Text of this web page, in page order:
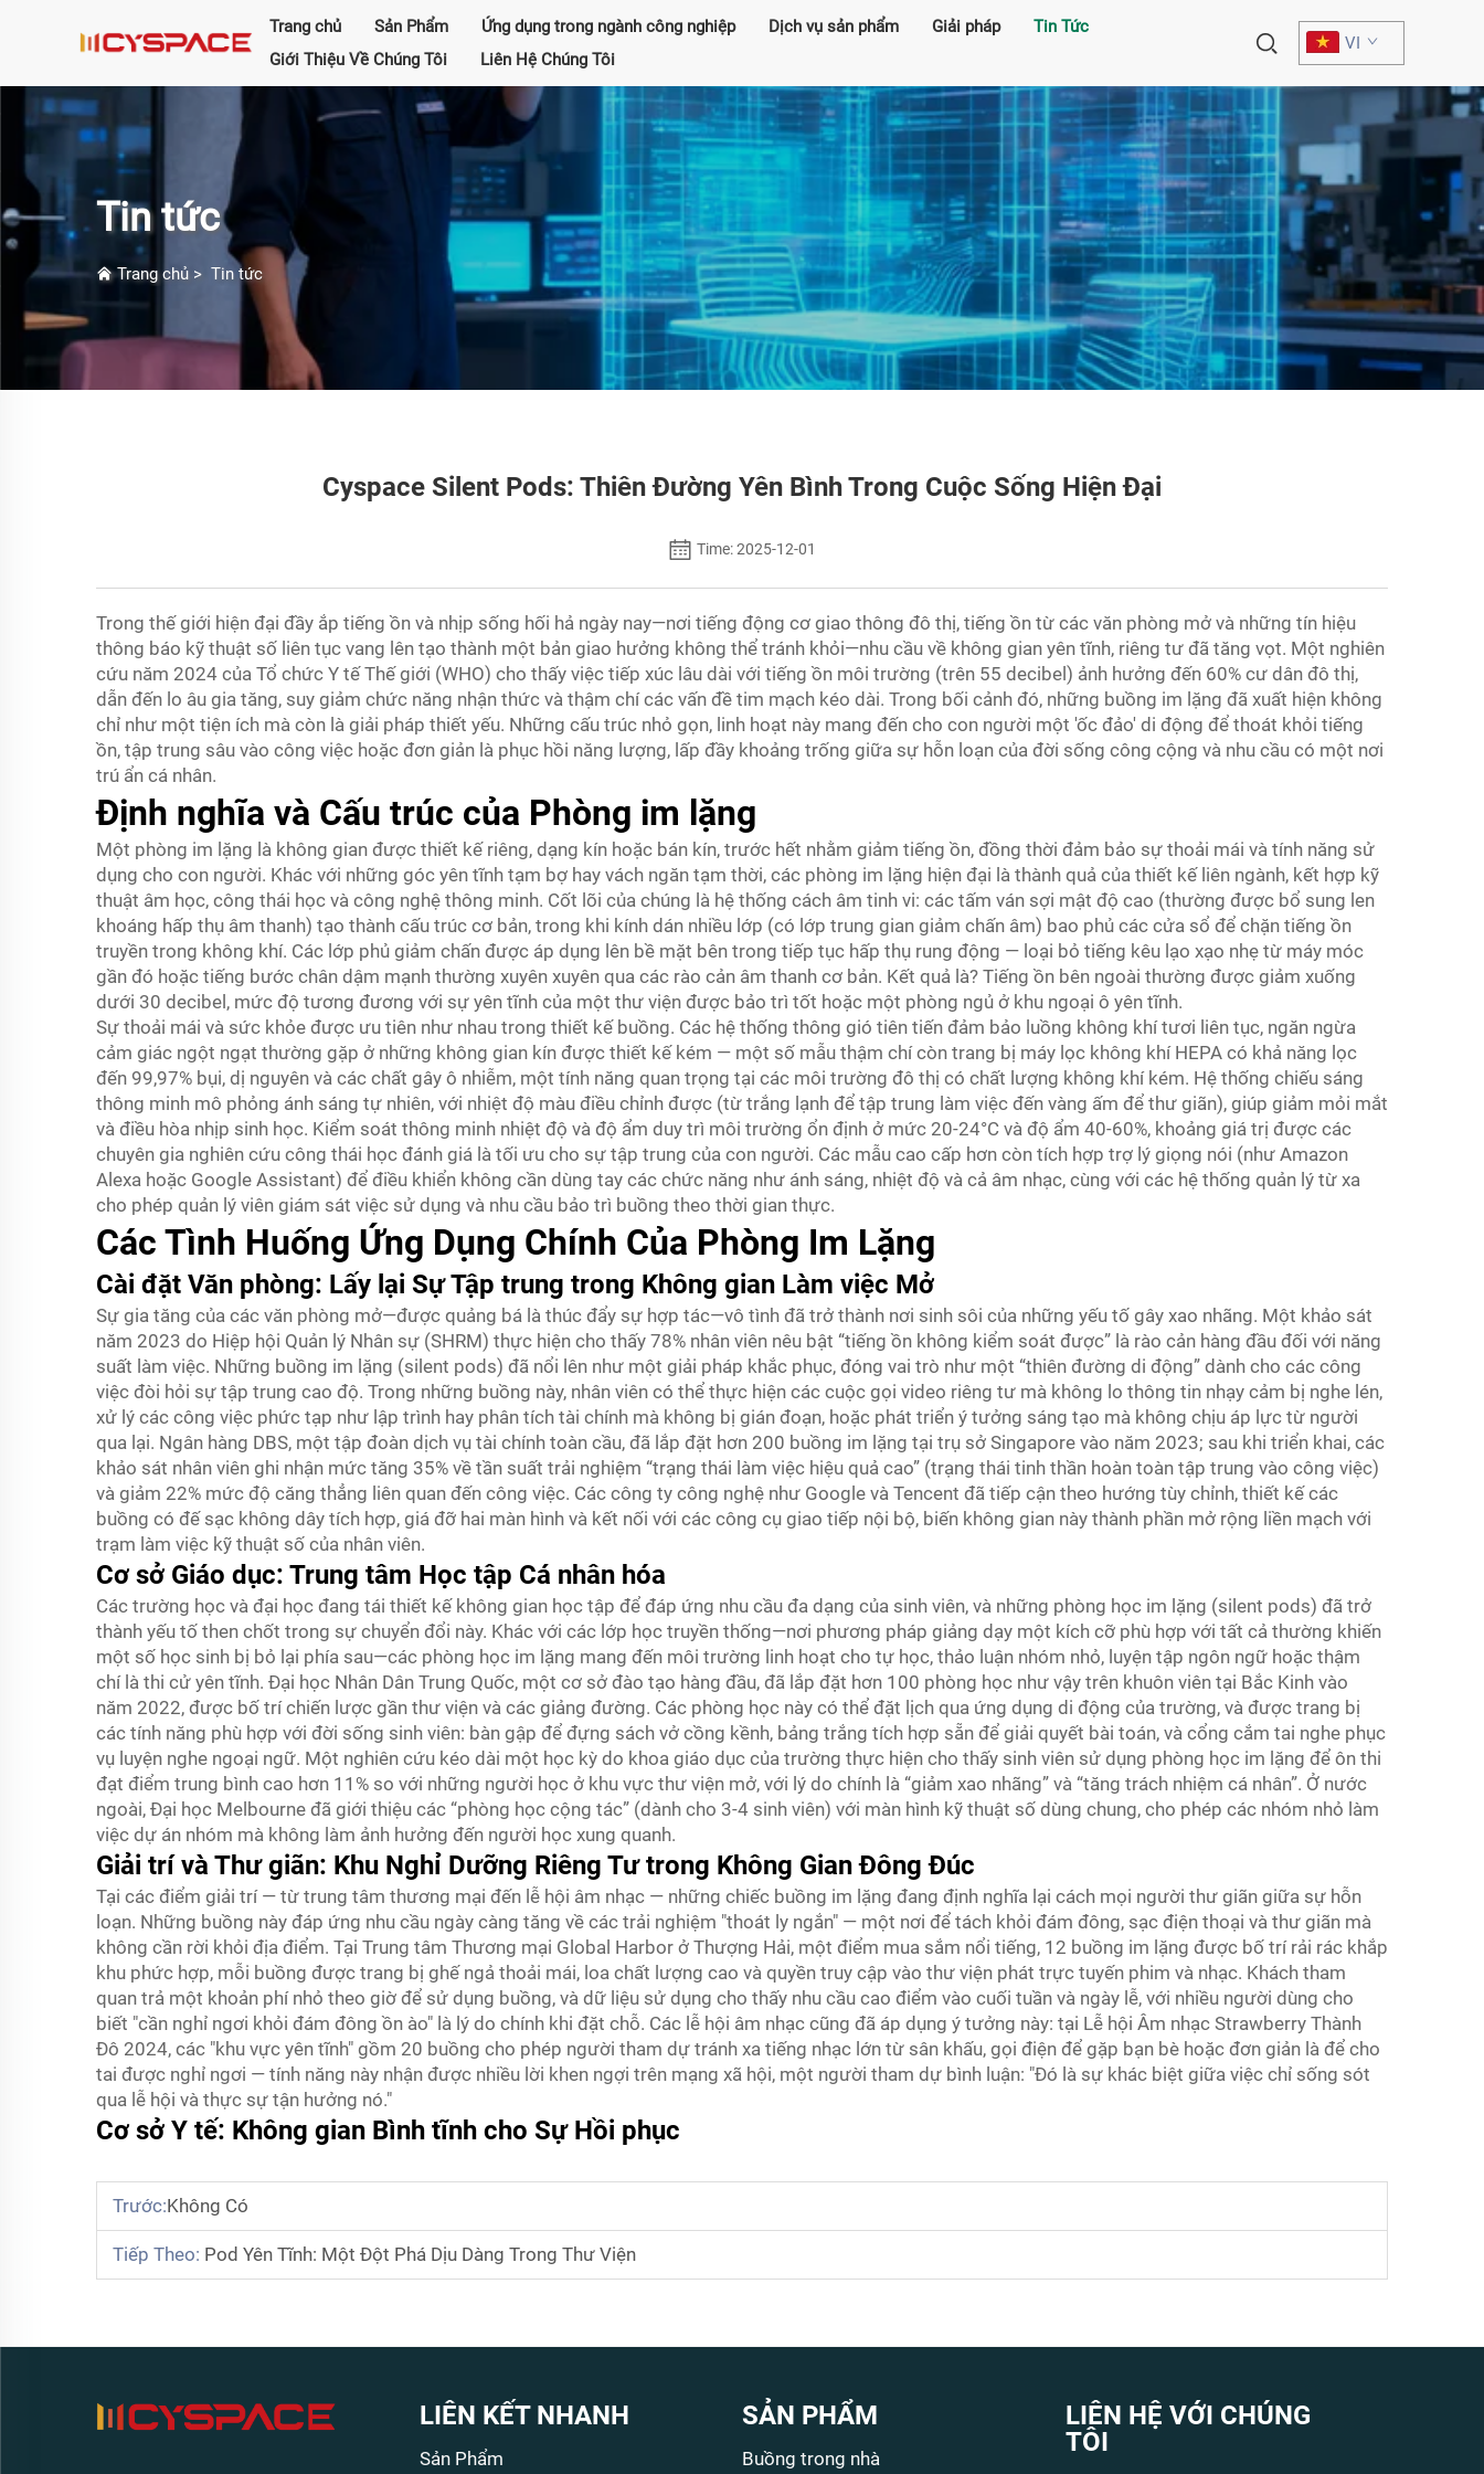
Trang chủ Sản Phẩm Ứng dụng trong ngành công nghiệp Dịch vụ sản phẩm Giải pháp
Tin Tức
Giới Thiệu Về Chúng Tôi
Liên Hệ Chúng Tôi
VI
Tin tức
Trang chủ > Tin tức
Cyspace Silent Pods: Thiên Đường Yên Bình Trong Cuộc Sống Hiện Đại
Time: 2025-12-01
Trong thế giới hiện đại đầy ắp tiếng ồn và nhịp sống hối hả ngày nay—nơi tiếng động cơ giao thông đô thị, tiếng ồn từ các văn phòng mở và những tín hiệu
thông báo kỹ thuật số liên tục vang lên tạo thành một bản giao hưởng không thể tránh khỏi—nhu cầu về không gian yên tĩnh, riêng tư đã tăng vọt. Một nghiên
cứu năm 2024 của Tổ chức Y tế Thế giới (WHO) cho thấy việc tiếp xúc lâu dài với tiếng ồn môi trường (trên 55 decibel) ảnh hưởng đến 60% cư dân đô thị,
dẫn đến lo âu gia tăng, suy giảm chức năng nhận thức và thậm chí các vấn đề tim mạch kéo dài. Trong bối cảnh đó, những buồng im lặng đã xuất hiện không
chỉ như một tiện ích mà còn là giải pháp thiết yếu. Những cấu trúc nhỏ gọn, linh hoạt này mang đến cho con người một 'ốc đảo' di động để thoát khỏi tiếng
ồn, tập trung sâu vào công việc hoặc đơn giản là phục hồi năng lượng, lấp đầy khoảng trống giữa sự hỗn loạn của đời sống công cộng và nhu cầu có một nơi
trú ẩn cá nhân.
Định nghĩa và Cấu trúc của Phòng im lặng
Một phòng im lặng là không gian được thiết kế riêng, dạng kín hoặc bán kín, trước hết nhằm giảm tiếng ồn, đồng thời đảm bảo sự thoải mái và tính năng sử
dụng cho con người. Khác với những góc yên tĩnh tạm bợ hay vách ngăn tạm thời, các phòng im lặng hiện đại là thành quả của thiết kế liên ngành, kết hợp kỹ
thuật âm học, công thái học và công nghệ thông minh. Cốt lõi của chúng là hệ thống cách âm tinh vi: các tấm ván sợi mật độ cao (thường được bổ sung len
khoáng hấp thụ âm thanh) tạo thành cấu trúc cơ bản, trong khi kính dán nhiều lớp (có lớp trung gian giảm chấn âm) bao phủ các cửa sổ để chặn tiếng ồn
truyền trong không khí. Các lớp phủ giảm chấn được áp dụng lên bề mặt bên trong tiếp tục hấp thụ rung động — loại bỏ tiếng kêu lạo xạo nhẹ từ máy móc
gần đó hoặc tiếng bước chân dậm mạnh thường xuyên xuyên qua các rào cản âm thanh cơ bản. Kết quả là? Tiếng ồn bên ngoài thường được giảm xuống
dưới 30 decibel, mức độ tương đương với sự yên tĩnh của một thư viện được bảo trì tốt hoặc một phòng ngủ ở khu ngoại ô yên tĩnh.
Sự thoải mái và sức khỏe được ưu tiên như nhau trong thiết kế buồng. Các hệ thống thông gió tiên tiến đảm bảo luồng không khí tươi liên tục, ngăn ngừa
cảm giác ngột ngạt thường gặp ở những không gian kín được thiết kế kém — một số mẫu thậm chí còn trang bị máy lọc không khí HEPA có khả năng lọc
đến 99,97% bụi, dị nguyên và các chất gây ô nhiễm, một tính năng quan trọng tại các môi trường đô thị có chất lượng không khí kém. Hệ thống chiếu sáng
thông minh mô phỏng ánh sáng tự nhiên, với nhiệt độ màu điều chỉnh được (từ trắng lạnh để tập trung làm việc đến vàng ấm để thư giãn), giúp giảm mỏi mắt
và điều hòa nhịp sinh học. Kiểm soát thông minh nhiệt độ và độ ẩm duy trì môi trường ổn định ở mức 20-24°C và độ ẩm 40-60%, khoảng giá trị được các
chuyên gia nghiên cứu công thái học đánh giá là tối ưu cho sự tập trung của con người. Các mẫu cao cấp hơn còn tích hợp trợ lý giọng nói (như Amazon
Alexa hoặc Google Assistant) để điều khiển không cần dùng tay các chức năng như ánh sáng, nhiệt độ và cả âm nhạc, cùng với các hệ thống quản lý từ xa
cho phép quản lý viên giám sát việc sử dụng và nhu cầu bảo trì buồng theo thời gian thực.
Các Tình Huống Ứng Dụng Chính Của Phòng Im Lặng
Cài đặt Văn phòng: Lấy lại Sự Tập trung trong Không gian Làm việc Mở
Sự gia tăng của các văn phòng mở—được quảng bá là thúc đẩy sự hợp tác—vô tình đã trở thành nơi sinh sôi của những yếu tố gây xao nhãng. Một khảo sát
năm 2023 do Hiệp hội Quản lý Nhân sự (SHRM) thực hiện cho thấy 78% nhân viên nêu bật “tiếng ồn không kiểm soát được” là rào cản hàng đầu đối với năng
suất làm việc. Những buồng im lặng (silent pods) đã nổi lên như một giải pháp khắc phục, đóng vai trò như một “thiên đường di động” dành cho các công
việc đòi hỏi sự tập trung cao độ. Trong những buồng này, nhân viên có thể thực hiện các cuộc gọi video riêng tư mà không lo thông tin nhạy cảm bị nghe lén,
xử lý các công việc phức tạp như lập trình hay phân tích tài chính mà không bị gián đoạn, hoặc phát triển ý tưởng sáng tạo mà không chịu áp lực từ người
qua lại. Ngân hàng DBS, một tập đoàn dịch vụ tài chính toàn cầu, đã lắp đặt hơn 200 buồng im lặng tại trụ sở Singapore vào năm 2023; sau khi triển khai, các
khảo sát nhân viên ghi nhận mức tăng 35% về tần suất trải nghiệm “trạng thái làm việc hiệu quả cao” (trạng thái tinh thần hoàn toàn tập trung vào công việc)
và giảm 22% mức độ căng thẳng liên quan đến công việc. Các công ty công nghệ như Google và Tencent đã tiếp cận theo hướng tùy chỉnh, thiết kế các
buồng có đế sạc không dây tích hợp, giá đỡ hai màn hình và kết nối với các công cụ giao tiếp nội bộ, biến không gian này thành phần mở rộng liền mạch với
trạm làm việc kỹ thuật số của nhân viên.
Cơ sở Giáo dục: Trung tâm Học tập Cá nhân hóa
Các trường học và đại học đang tái thiết kế không gian học tập để đáp ứng nhu cầu đa dạng của sinh viên, và những phòng học im lặng (silent pods) đã trở
thành yếu tố then chốt trong sự chuyển đổi này. Khác với các lớp học truyền thống—nơi phương pháp giảng dạy một kích cỡ phù hợp với tất cả thường khiến
một số học sinh bị bỏ lại phía sau—các phòng học im lặng mang đến môi trường linh hoạt cho tự học, thảo luận nhóm nhỏ, luyện tập ngôn ngữ hoặc thậm
chí là thi cử yên tĩnh. Đại học Nhân Dân Trung Quốc, một cơ sở đào tạo hàng đầu, đã lắp đặt hơn 100 phòng học như vậy trên khuôn viên tại Bắc Kinh vào
năm 2022, được bố trí chiến lược gần thư viện và các giảng đường. Các phòng học này có thể đặt lịch qua ứng dụng di động của trường, và được trang bị
các tính năng phù hợp với đời sống sinh viên: bàn gập để đựng sách vở cồng kềnh, bảng trắng tích hợp sẵn để giải quyết bài toán, và cổng cắm tai nghe phục
vụ luyện nghe ngoại ngữ. Một nghiên cứu kéo dài một học kỳ do khoa giáo dục của trường thực hiện cho thấy sinh viên sử dụng phòng học im lặng để ôn thi
đạt điểm trung bình cao hơn 11% so với những người học ở khu vực thư viện mở, với lý do chính là “giảm xao nhãng” và “tăng trách nhiệm cá nhân”. Ở nước
ngoài, Đại học Melbourne đã giới thiệu các “phòng học cộng tác” (dành cho 3-4 sinh viên) với màn hình kỹ thuật số dùng chung, cho phép các nhóm nhỏ làm
việc dự án nhóm mà không làm ảnh hưởng đến người học xung quanh.
Giải trí và Thư giãn: Khu Nghỉ Dưỡng Riêng Tư trong Không Gian Đông Đúc
Tại các điểm giải trí — từ trung tâm thương mại đến lễ hội âm nhạc — những chiếc buồng im lặng đang định nghĩa lại cách mọi người thư giãn giữa sự hỗn
loạn. Những buồng này đáp ứng nhu cầu ngày càng tăng về các trải nghiệm "thoát ly ngắn" — một nơi để tách khỏi đám đông, sạc điện thoại và thư giãn mà
không cần rời khỏi địa điểm. Tại Trung tâm Thương mại Global Harbor ở Thượng Hải, một điểm mua sắm nổi tiếng, 12 buồng im lặng được bố trí rải rác khắp
khu phức hợp, mỗi buồng được trang bị ghế ngả thoải mái, loa chất lượng cao và quyền truy cập vào thư viện phát trực tuyến phim và nhạc. Khách tham
quan trả một khoản phí nhỏ theo giờ để sử dụng buồng, và dữ liệu sử dụng cho thấy nhu cầu cao điểm vào cuối tuần và ngày lễ, với nhiều người dùng cho
biết "cần nghỉ ngơi khỏi đám đông ồn ào" là lý do chính khi đặt chỗ. Các lễ hội âm nhạc cũng đã áp dụng ý tưởng này: tại Lễ hội Âm nhạc Strawberry Thành
Đô 2024, các "khu vực yên tĩnh" gồm 20 buồng cho phép người tham dự tránh xa tiếng nhạc lớn từ sân khấu, gọi điện để gặp bạn bè hoặc đơn giản là để cho
tai được nghỉ ngơi — tính năng này nhận được nhiều lời khen ngợi trên mạng xã hội, một người tham dự bình luận: "Đó là sự khác biệt giữa việc chỉ sống sót
qua lễ hội và thực sự tận hưởng nó."
Cơ sở Y tế: Không gian Bình tĩnh cho Sự Hồi phục
Trước:Không Có
Tiếp Theo: Pod Yên Tĩnh: Một Đột Phá Dịu Dàng Trong Thư Viện
LIÊN KẾT NHANH
Sản Phẩm
SẢN PHẨM
Buồng trong nhà
LIÊN HỆ VỚI CHÚNG
TÔI